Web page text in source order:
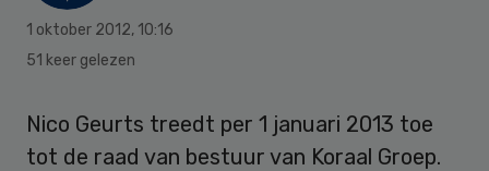
1 oktober 2012, 10:16
51 keer gelezen
Nico Geurts treedt per 1 januari 2013 toe
tot de raad van bestuur van Koraal Groep.